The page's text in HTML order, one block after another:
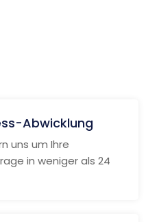
Abwicklung
uns um Ihre
in weniger als 24